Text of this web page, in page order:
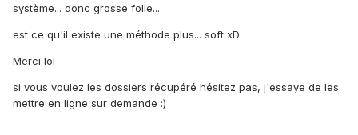
système... donc grosse folie...
est ce qu'il existe une méthode plus... soft xD
Merci lol
si vous voulez les dossiers récupéré hésitez pas, j'essaye de les
mettre en ligne sur demande :)